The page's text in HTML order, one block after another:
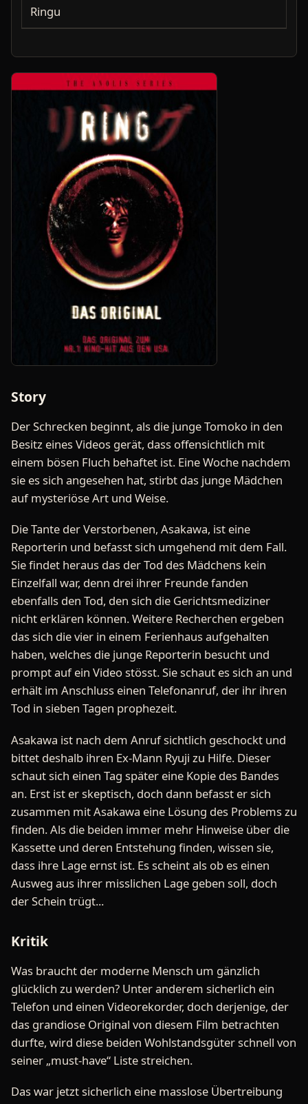
Ringu
Story
Der Schrecken beginnt, als die junge Tomoko in den
Besitz eines Videos gerät, dass offensichtlich mit
einem bösen Fluch behaftet ist. Eine Woche nachdem
sie es sich angesehen hat, stirbt das junge Mädchen
auf mysteriöse Art und Weise.
Die Tante der Verstorbenen, Asakawa, ist eine
Reporterin und befasst sich umgehend mit dem Fall.
Sie findet heraus das der Tod des Mädchens kein
Einzelfall war, denn drei ihrer Freunde fanden
ebenfalls den Tod, den sich die Gerichtsmediziner
nicht erklären können. Weitere Recherchen ergeben
das sich die vier in einem Ferienhaus aufgehalten
haben, welches die junge Reporterin besucht und
prompt auf ein Video stösst. Sie schaut es sich an und
erhält im Anschluss einen Telefonanruf, der ihr ihren
Tod in sieben Tagen prophezeit.
Asakawa ist nach dem Anruf sichtlich geschockt und
bittet deshalb ihren Ex-Mann Ryuji zu Hilfe. Dieser
schaut sich einen Tag später eine Kopie des Bandes
an. Erst ist er skeptisch, doch dann befasst er sich
zusammen mit Asakawa eine Lösung des Problems zu
finden. Als die beiden immer mehr Hinweise über die
Kassette und deren Entstehung finden, wissen sie,
dass ihre Lage ernst ist. Es scheint als ob es einen
Ausweg aus ihrer misslichen Lage geben soll, doch
der Schein trügt...
Kritik
Was braucht der moderne Mensch um gänzlich
glücklich zu werden? Unter anderem sicherlich ein
Telefon und einen Videorekorder, doch derjenige, der
das grandiose Original von diesem Film betrachten
durfte, wird diese beiden Wohlstandsgüter schnell von
seiner „must-have“ Liste streichen.
Das war jetzt sicherlich eine masslose Übertreibung